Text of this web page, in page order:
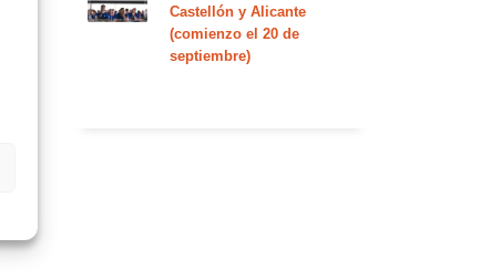
Castellón y Alicante
(comienzo el 20 de
septiembre)